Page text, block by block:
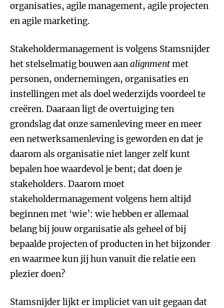
organisaties, agile management, agile projecten
en agile marketing.
Stakeholdermanagement is volgens Stamsnijder
het stelselmatig bouwen aanalignmentmet
personen, ondernemingen, organisaties en
instellingen met als doel wederzijds voordeel te
creëren. Daaraan ligt de overtuiging ten
grondslag dat onze samenleving meer en meer
een netwerksamenleving is geworden en dat je
daarom als organisatie niet langer zelf kunt
bepalen hoe waardevol je bent; dat doen je
stakeholders. Daarom moet
stakeholdermanagement volgens hem altijd
beginnen met ‘wie’: wie hebben er allemaal
belang bij jouw organisatie als geheel of bij
bepaalde projecten of producten in het bijzonder
en waarmee kun jij hun vanuit die relatie een
plezier doen?
Stamsnijder lijkt er impliciet van uit gegaan dat